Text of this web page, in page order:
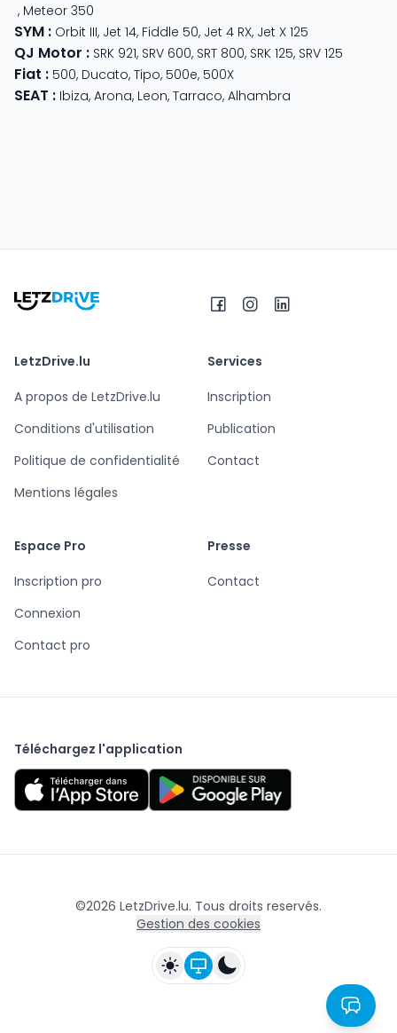
, Meteor 350
SYM : Orbit III, Jet 14, Fiddle 50, Jet 4 RX, Jet X 125
QJ Motor : SRK 921, SRV 600, SRT 800, SRK 125, SRV 125
Fiat : 500, Ducato, Tipo, 500e, 500X
SEAT : Ibiza, Arona, Leon, Tarraco, Alhambra
LetzDrive.lu
A propos de LetzDrive.lu
Conditions d'utilisation
Politique de confidentialité
Mentions légales
Services
Inscription
Publication
Contact
Espace Pro
Inscription pro
Connexion
Contact pro
Presse
Contact
Téléchargez l'application
©2026 LetzDrive.lu. Tous droits reservés.
Gestion des cookies